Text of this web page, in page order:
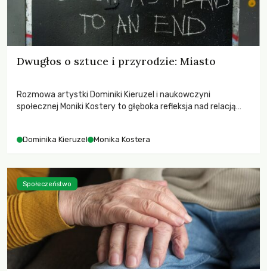
Dwugłos o sztuce i przyrodzie: Miasto
Rozmowa artystki Dominiki Kieruzel i naukowczyni
społecznej Moniki Kostery to głęboka refleksja nad relacją
Dominika Kieruzel Monika Kostera
Społeczeństwo